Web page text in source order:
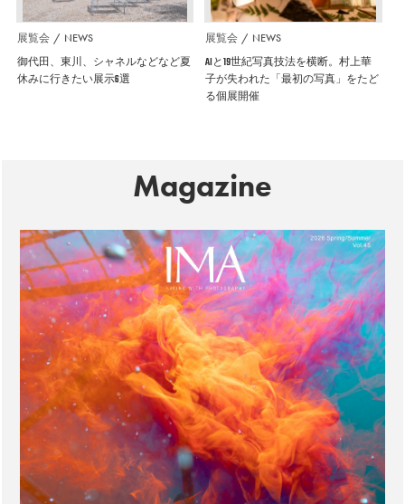
展覧会 NEWS
御代田、東川、シャネルなどなど夏
休みに行きたい展示6選
展覧会 NEWS
AIと19世紀写真技法を横断。村上華
子が失われた「最初の写真」をたど
る個展開催
Magazine